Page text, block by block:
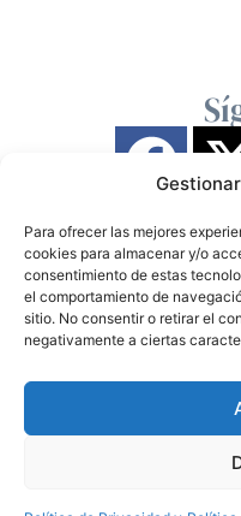
Para ofrecer las mejores
cookies para almacenar y/o
consentimiento de estas
el comportamiento de
sitio. No consentir o retirar el
negativamente a ciertas